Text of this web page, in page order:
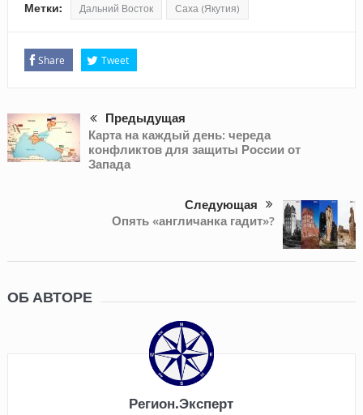
Метки: Дальний Восток Саха (Якутия)
Share Tweet
Предыдущая
Карта на каждый день: череда
конфликтов для защиты России от
Запада
Следующая
Опять «англичанка гадит»?
ОБ АВТОРЕ
Регион.Эксперт